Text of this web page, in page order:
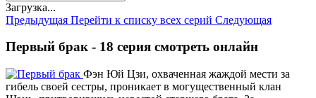
Загрузка...
Предыдущая Перейти к списку всех серий Следующая
Первый брак - 18 серия смотреть онлайн
Фэн Юй Цзи, охваченная жаждой мести за
гибель своей сестры, проникает в могущественный клан